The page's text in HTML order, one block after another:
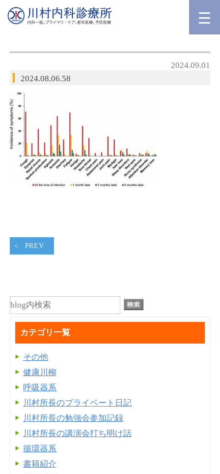
2024.09.01
2024.08.06.58
PREV
カテゴリ一覧
その他
健康川柳
呼吸器系
川村所長のプライベート日記
川村所長の勉強会参加記録
川村所長の講演会打ち明け話
循環器系
書籍紹介